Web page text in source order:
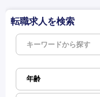
転職求人を検索